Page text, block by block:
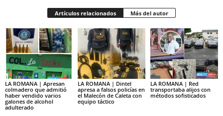
Artículos relacionados Más del autor
LA ROMANA | Apresan
colmadero que admitió
haber vendido varios
galones de alcohol
adulterado
LA ROMANA | Dintel
apresa a falsos policías en
el Malecón de Caleta con
equipo táctico
LA ROMANA | Red
transportaba alijos con
métodos sofisticados